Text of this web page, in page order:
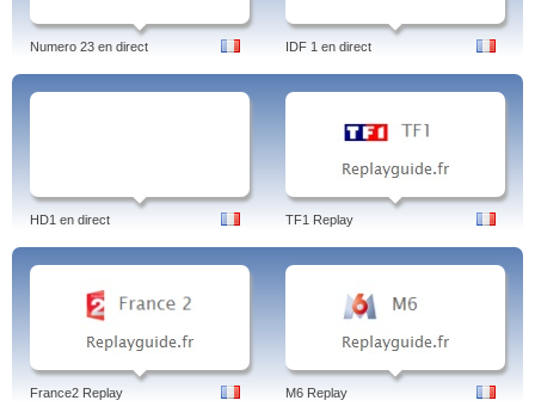
Numero 23 en direct IDF 1 en direct
HD1 en direct TF1 Replay
France2 Replay M6 Replay